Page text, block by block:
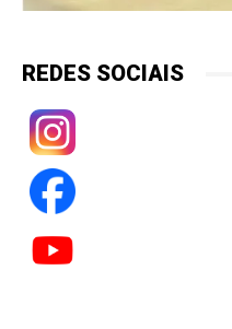
REDES SOCIAIS